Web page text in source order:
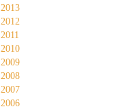
2013
2012
2011
2010
2009
2008
2007
2006